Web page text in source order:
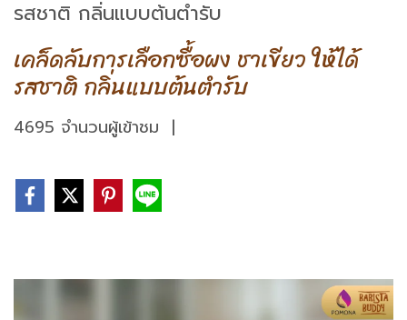
รสชาติ กลิ่นแบบต้นตำรับ
เคล็ดลับการเลือกซื้อผง ชาเขียว ให้ได้
รสชาติ กลิ่นแบบต้นตำรับ
4695 จำนวนผู้เข้าชม |